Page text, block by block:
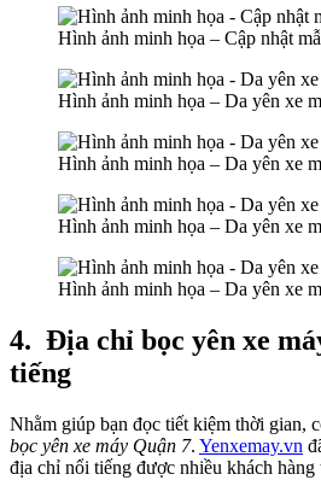
Hình ảnh minh họa – Cập nhật
Hình ảnh minh họa – Da yên xe
Hình ảnh minh họa – Da yên xe
Hình ảnh minh họa – Da yên xe
Hình ảnh minh họa – Da yên xe
4. Địa chỉ bọc yên xe
tiếng
Nhằm giúp bạn đọc tiết kiệm thời gian,
bọc yên xe máy Quận 7. Yenxemay.vn
địa chỉ nổi tiếng được nhiều khách